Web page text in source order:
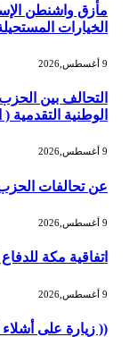
مأزق واشنطن
الخيارات
التحالف بين
الوطنية التقدمية
عن تحالفات الحزب
اتفاقية مكة
(( زيارة على